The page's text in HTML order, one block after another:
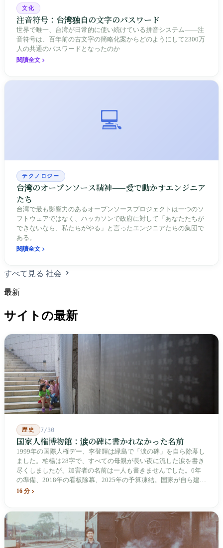
文化
注音符号：台湾独自の文字のパスワード
世界で唯一、台湾が日常的に使い続けている拼音システム——注
音符号は、百年前の古文字の簡略化案からどのようにして2300万
人の共通のパスワードとなったのか
閱讀全文
💻
テクノロジー
台湾のオープンソース精神——愛で動かすエンジニア
たち
台湾で最も影響力のあるオープンソースプロジェクトは一つのソ
フトウェアではなく、ハッカソンで政府に対して「あなたたちが
できないなら、私たちがやる」と言ったエンジニアたちの集団で
ある。
閱讀全文
すべて見る 社会
最新
サイトの最新
歴史 7/30
国家人権博物館：涙の碑に書かれなかった名前
1999年の国際人権デー、李登輝は緑島で「涙の碑」を自ら除幕し
ました。柏楊は28字で、すべての母親が長い夜に流した涙を書き
尽くしましたが、加害者の名前は一人も書きませんでした。6年
の準備、2018年の看板除幕、2025年の予算凍結。国家が自ら建
て、自らが行ったことを記念する博物館です。しかし解厳から39
16 分